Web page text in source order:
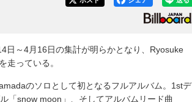
～4月16日の集計が明らかとなり、Ryosuke
走っている。
のソロとして初となるフルアルバム。1stデ
「snow moon」、そしてアルバムリード曲